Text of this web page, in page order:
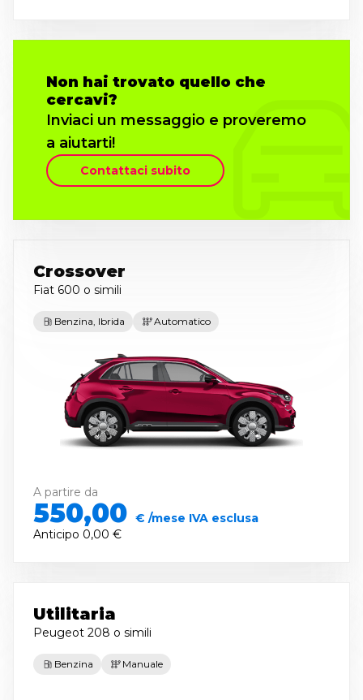
Non hai trovato quello che
cercavi?
Inviaci un messaggio e proveremo
a aiutarti!
Contattaci subito
Crossover
Fiat 600 o simili
Benzina, Ibrida Automatico
A partire da
550,00 € /mese IVA esclusa
Anticipo 0,00 €
Utilitaria
Peugeot 208 o simili
Benzina Manuale